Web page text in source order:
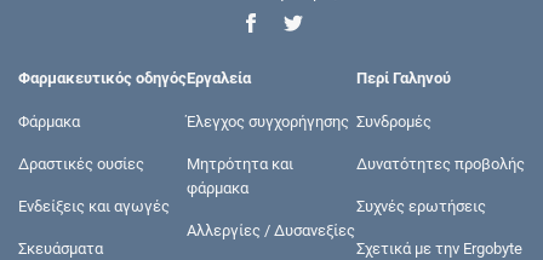
Φαρμακευτικός οδηγός
Φάρμακα
Δραστικές ουσίες
Ενδείξεις και αγωγές
Σκευάσματα
Εργαλεία
Έλεγχος συγχορήγησης
Μητρότητα και
φάρμακα
Αλλεργίες / Δυσανεξίες
Περί Γαληνού
Συνδρομές
Δυνατότητες προβολής
Συχνές ερωτήσεις
Σχετικά με την Ergobyte